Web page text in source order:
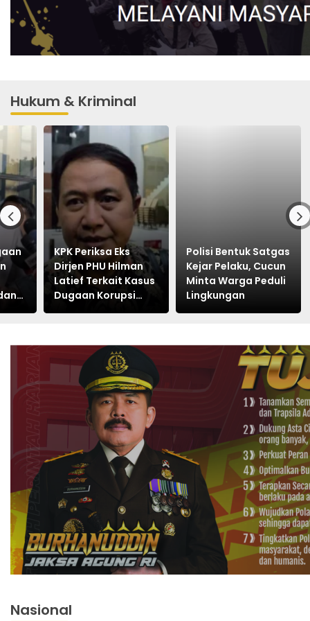
Hukum & Kriminal
KPK Periksa Eks
Dirjen PHU Hilman
Latief Terkait Kasus
Dugaan Korupsi
Kuota Haji Khusus
Polisi Bentuk Satgas
Kejar Pelaku, Cucun
Minta Warga Peduli
Lingkungan
Nasional